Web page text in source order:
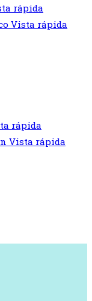
rápida
Vista rápida
rápida
Vista rápida